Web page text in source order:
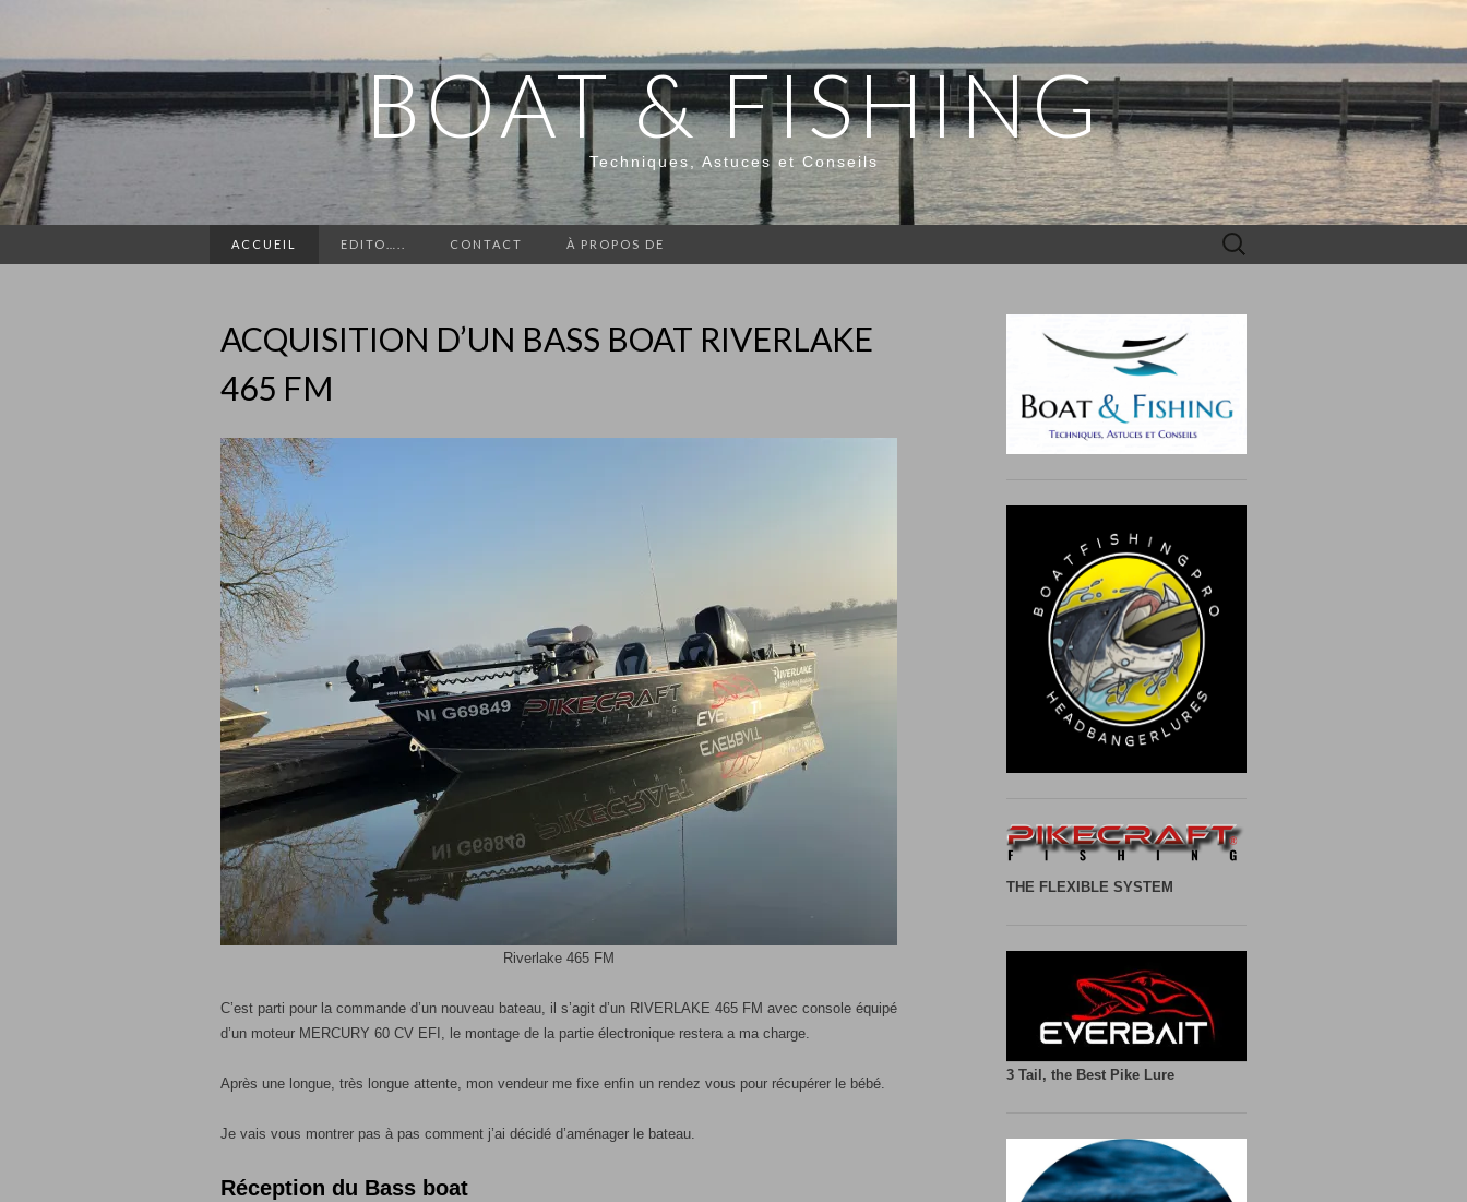
BOAT & FISHING
Techniques, Astuces et Conseils
ACCUEIL EDITO….. CONTACT À PROPOS DE Rechercher :
ACQUISITION D’UN BASS BOAT RIVERLAKE
465 FM
Riverlake 465 FM
C’est parti pour la commande d’un nouveau bateau, il s’agit d’un RIVERLAKE 465 FM avec console équipé
d’un moteur MERCURY 60 CV EFI, le montage de la partie électronique restera a ma charge.
Après une longue, très longue attente, mon vendeur me fixe enfin un rendez vous pour récupérer le bébé.
Je vais vous montrer pas à pas comment j’ai décidé d’aménager le bateau.
Réception du Bass boat
THE FLEXIBLE SYSTEM
3 Tail, the Best Pike Lure